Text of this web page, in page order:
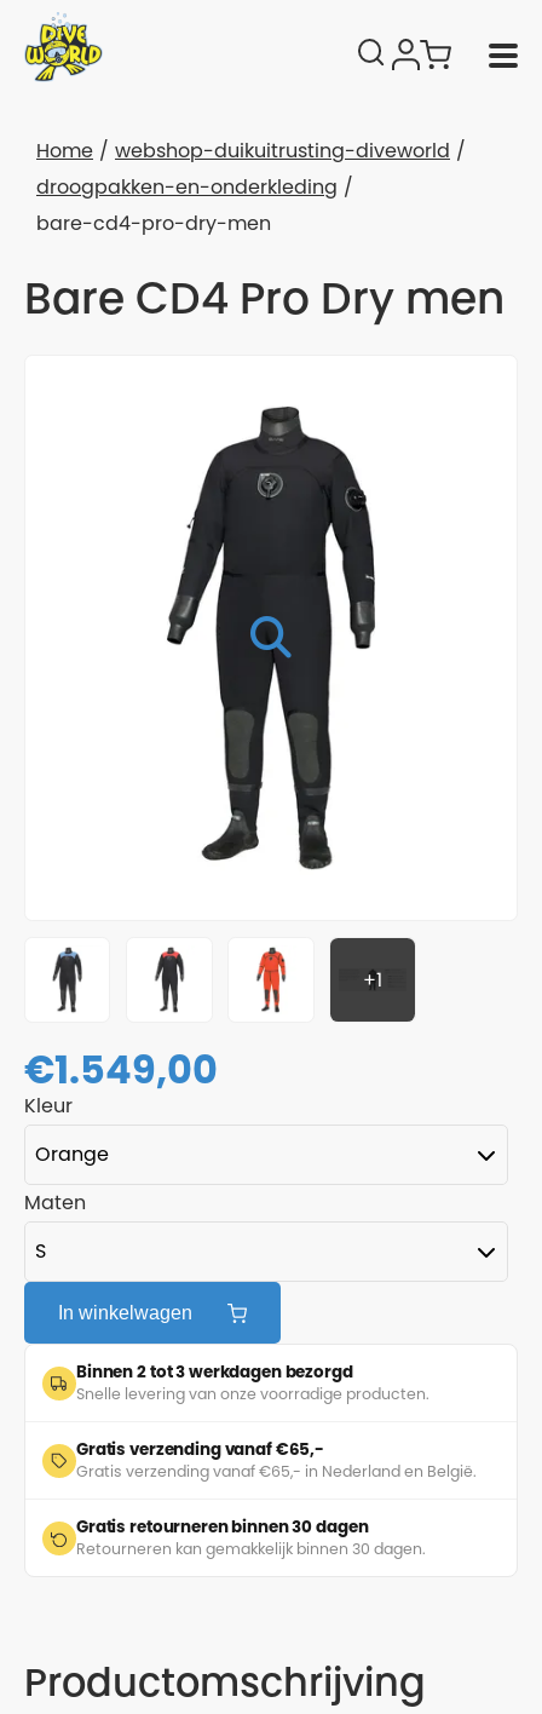
Home
webshop-duikuitrusting-diveworld
droogpakken-en-onderkleding
bare-cd4-pro-dry-men
Bare CD4 Pro Dry men
+1
€1.549,00
Kleur
Maten
In winkelwagen
Binnen 2 tot 3 werkdagen bezorgd
Snelle levering van onze voorradige producten.
Gratis verzending vanaf €65,-
Gratis verzending vanaf €65,- in Nederland en België.
Gratis retourneren binnen 30 dagen
Retourneren kan gemakkelijk binnen 30 dagen.
Productomschrijving